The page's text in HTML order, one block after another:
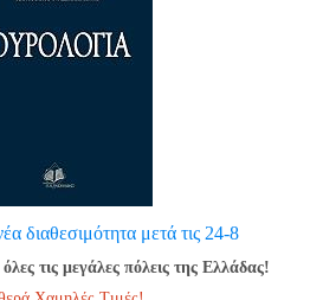
διαθεσιμότητα μετά τις 24-8
τις μεγάλες πόλεις της Ελλάδας!